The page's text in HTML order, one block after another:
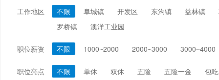
美容/美发
市场/媒介/公关
能源/电力/矿产
环保
工作地区 不限 阜城镇 开发区 东沟镇 益林镇
罗桥镇
澳洋工业园
职位薪资 不限 1000~2000 2000~3000 3000~4000
职位亮点 不限 单休 双休 五险 五险一金
包吃